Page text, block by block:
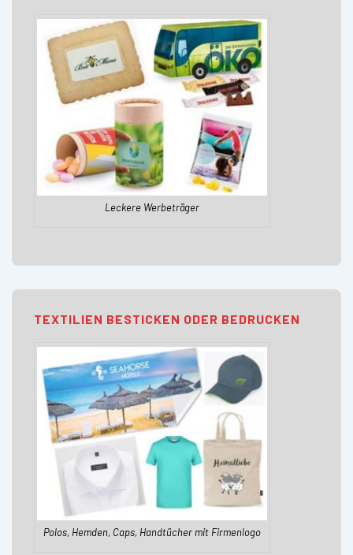
Leckere Werbeträger
TEXTILIEN BESTICKEN ODER BEDRUCKEN
Polos, Hemden, Caps, Handtücher mit Firmenlogo